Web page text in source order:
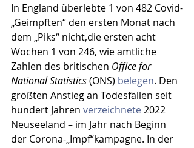
In England überlebte 1 von 482 Covid-
„Geimpften“ den ersten Monat nach
dem „Piks“ nicht,die ersten acht
Wochen 1 von 246, wie amtliche
Zahlen des britischen Office for
National Statistics (ONS) belegen. Den
größten Anstieg an Todesfällen seit
hundert Jahren verzeichnete 2022
Neuseeland – im Jahr nach Beginn
der Corona-„Impf“kampagne. In der